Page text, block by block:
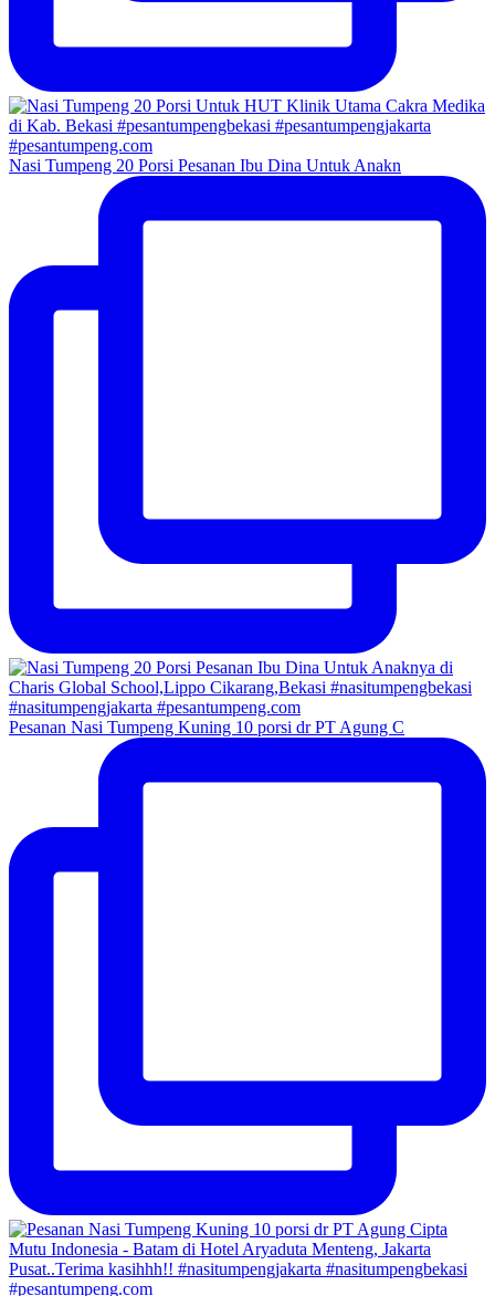
Nasi Tumpeng 20 Porsi Pesanan Ibu Dina Untuk Anakn
Pesanan Nasi Tumpeng Kuning 10 porsi dr PT Agung C